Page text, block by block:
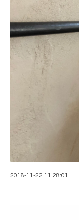
2018-11-22 11:28:01